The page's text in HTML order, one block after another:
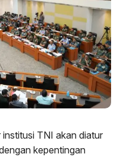
institusi TNI akan diatur
kepentingan